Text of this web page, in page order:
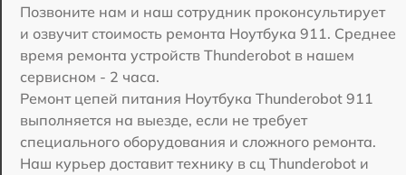
Позвоните нам и наш сотрудник проконсультирует
и озвучит стоимость ремонта Ноутбука 911. Среднее
время ремонта устройств Thunderobot в нашем
сервисном - 2 часа.
Ремонт цепей питания Ноутбука Thunderobot 911
выполняется на выезде, если не требует
специального оборудования и сложного ремонта.
Наш курьер доставит технику в сц Thunderobot и